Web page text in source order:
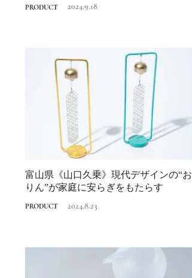
PRODUCT 2024.9.18
富山県《山口久乗》現代デザインの“お
りん”が家庭に安らぎをもたらす
PRODUCT 2024.8.23